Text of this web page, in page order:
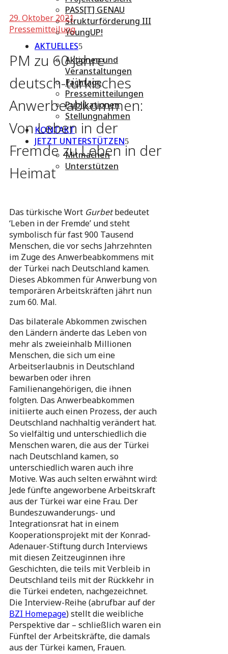
PASS[T] GENAU
Strukturförderung III
YoungUP!
AKTUELLES
Aktionen und
Veranstaltungen
Fachtage
Pressemitteilungen
Publikationen
Stellungnahmen
KONTAKT
JETZT UNTERSTÜTZEN
Mitmachen
Unterstützen
29. Oktober 2021
Pressemitteilung
PM zu 60 Jahre
deutsch-türkisches
Anwerbeabkommen:
Von Leben in der
Fremde zu Leben in der
Heimat
Das türkische Wort Gurbetbedeutet
‘Leben in der Fremde’ und steht
symbolisch für fast 900 Tausend
Menschen, die vor sechs Jahrzehnten
im Zuge des Anwerbeabkommens mit
der Türkei nach Deutschland kamen.
Dieses Abkommen für Anwerbung von
temporären Arbeitskräften jährt nun
zum 60. Mal.
Das bilaterale Abkommen zwischen
den Ländern änderte das Leben von
mehr als zweieinhalb Millionen
Menschen, die sich um eine
Arbeitserlaubnis in Deutschland
bewarben oder ihren
Familienangehörigen, die ihnen
folgten. Das Anwerbeabkommen
initiierte auch einen Prozess, der auch
Deutschland nachhaltig verändert hat.
So vielfältig und unterschiedlich die
Menschen waren, die aus der Türkei
nach Deutschland kamen, so
unterschiedlich waren auch ihre
Motive. Was auch selten erwähnt wird:
Jede fünfte angeworbene Arbeitskraft
aus der Türkei war eine Frau. Der
Bundeszuwanderungs- und
Integrationsrat hat in einem
Kooperationsprojekt mit der Konrad-
Adenauer-Stiftung durch Interviews
mit diesen Zeitzeuginnen ihre
Geschichten, die teils mit Verbleib in
Deutschland teils mit der Rückkehr in
die Türkei endeten, nachgezeichnet.
Die Interview-Reihe (abrufbar auf der
BZI Homepage) stellt die weibliche
Perspektive dar – schließlich waren ein
Fünftel der Arbeitskräfte, die damals
aus der Türkei kamen, Frauen.